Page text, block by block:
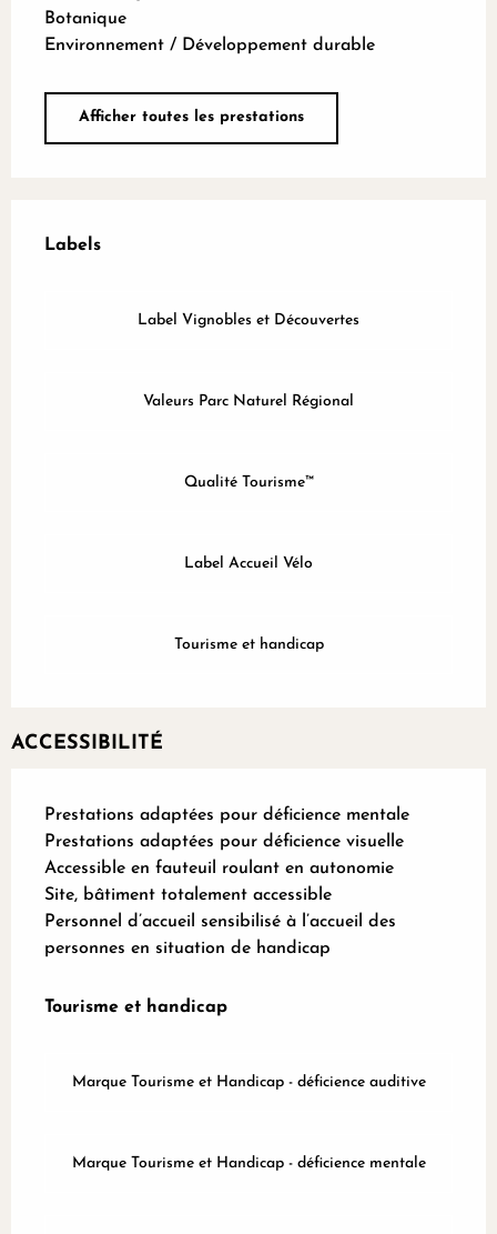
Botanique
Environnement / Développement durable
Afficher toutes les prestations
Labels
Labels
Label Vignobles et Découvertes
Valeurs Parc Naturel Régional
Qualité Tourisme™
Label Accueil Vélo
Tourisme et handicap
ACCESSIBILITÉ
Prestations adaptées pour déficience mentale
Prestations adaptées pour déficience visuelle
Accessible en fauteuil roulant en autonomie
Site, bâtiment totalement accessible
Personnel d’accueil sensibilisé à l’accueil des
personnes en situation de handicap
Tourisme et handicap
Tourisme et handicap
Marque Tourisme et Handicap - déficience auditive
Marque Tourisme et Handicap - déficience mentale